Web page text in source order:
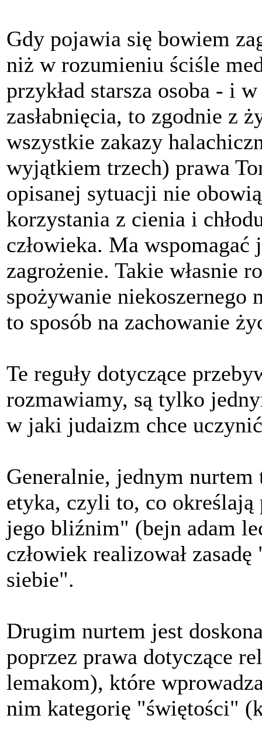
Gdy pojawia się bowiem
niż w rozumieniu ściśle
przykład starsza osoba - i
zasłabnięcia, to zgodnie z
wszystkie zakazy
wyjątkiem trzech) prawa
opisanej sytuacji nie
korzystania z cienia i
człowieka. Ma
zagrożenie. Takie własnie
spożywanie niekoszernego
to sposób na zachowanie
Te reguły dotyczące
rozmawiamy, są tylko
w jaki judaizm chce
Generalnie, jednym nurtem
etyka, czyli to, co określają
jego bliźnim" (bejn adam
człowiek realizował
siebie".
Drugim nurtem jest
poprzez prawa dotyczące
lemakom), które
nim kategorię "świętości"